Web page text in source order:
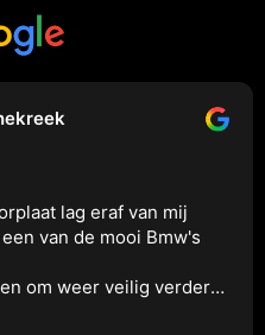
van mij
van de mooi Bmw's
om weer veilig verder